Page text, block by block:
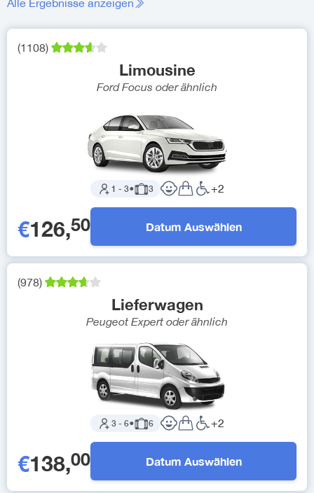
Alle Ergebnisse anzeigen
(1108)
Limousine
Ford Focus oder ähnlich
1 - 3● 3 +2
€126,50 Datum Auswählen
(978)
Lieferwagen
Peugeot Expert oder ähnlich
3- 6● 6 +2
€138,00 Datum Auswählen